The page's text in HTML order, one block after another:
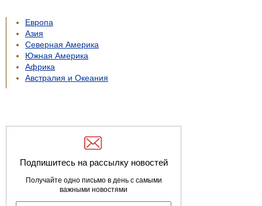
Европа
Азия
Северная Америка
Южная Америка
Африка
Австралия и Океания
Подпишитесь на рассылку новостей
Получайте одно письмо в день с самыми
важными новостями